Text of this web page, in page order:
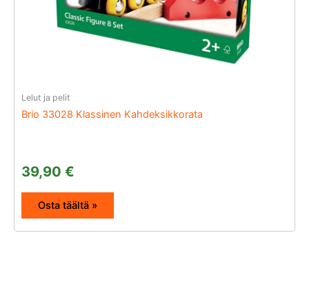
Lelut ja pelit
Brio 33028 Klassinen Kahdeksikkorata
39,90 €
Osta täältä »